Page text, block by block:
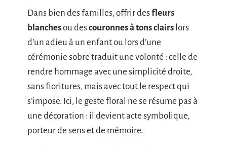
Dans bien des familles, offrir desfleurs
blanchesou descouronnes à tons clairs lors
d’un adieu à un enfant ou lors d’une
cérémonie sobre traduit une volonté : celle de
rendre hommage avec une simplicité droite,
sans fioritures, mais avec tout le respect qui
s’impose. Ici, le geste floral ne se résume pas à
une décoration : il devient acte symbolique,
porteur de sens et de mémoire.